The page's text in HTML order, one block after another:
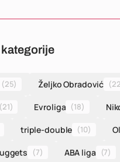
(25) Željko Obradović
(21) Evroliga (18)
triple-double (10)
(7) ABA liga (7)